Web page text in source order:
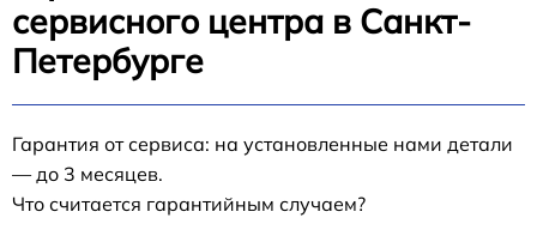
сервисного центра в Санкт-
Петербурге
Гарантия от сервиса: на установленные нами детали
— до 3 месяцев.
Что считается гарантийным случаем?